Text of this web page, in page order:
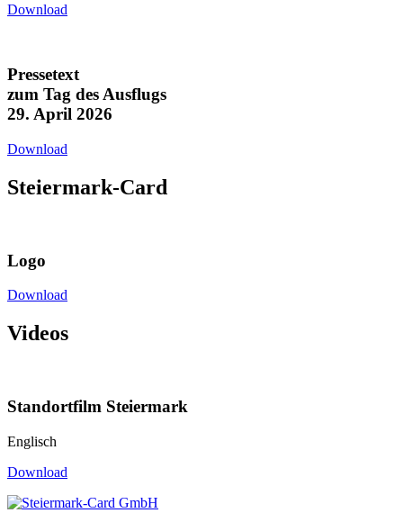
Download
Pressetext
zum Tag des Ausflugs
29. April 2026
Download
Steiermark-Card
Logo
Download
Videos
Standortfilm Steiermark
Englisch
Download